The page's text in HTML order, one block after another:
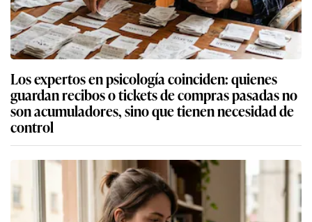
Los expertos en psicología coinciden: quienes
guardan recibos o tickets de compras pasadas no
son acumuladores, sino que tienen necesidad de
control